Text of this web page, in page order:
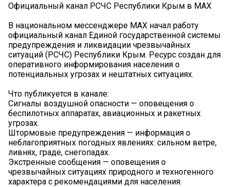
Официальный канал РСЧС Республики Крым в MAX
В национальном мессенджере MAX начал работу
официальный канал Единой государственной системы
предупреждения и ликвидации чрезвычайных
ситуаций (РСЧС) Республики Крым. Ресурс создан для
оперативного информирования населения о
потенциальных угрозах и нештатных ситуациях.
Что публикуется в канале:
Сигналы воздушной опасности — оповещения о
беспилотных аппаратах, авиационных и ракетных
угрозах.
Штормовые предупреждения — информация о
неблагоприятных погодных явлениях: сильном ветре,
ливнях, граде, снегопадах.
Экстренные сообщения — оповещения о
чрезвычайных ситуациях природного и техногенного
характера с рекомендациями для населения.